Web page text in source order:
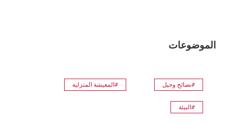
الموضوعات
#نصائح وحيل #المعيشة المنزلية
#البيئة